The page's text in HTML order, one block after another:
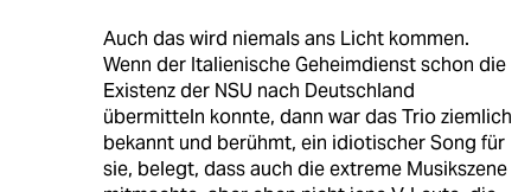
Auch das wird niemals ans Licht kommen.
Wenn der Italienische Geheimdienst schon die
Existenz der NSU nach Deutschland
übermitteln konnte, dann war das Trio ziemlich
bekannt und berühmt, ein idiotischer Song für
sie, belegt, dass auch die extreme Musikszene